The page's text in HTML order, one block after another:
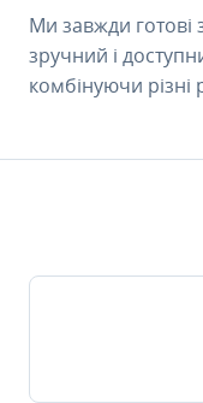
Ми завжди готові
зручний і
комбінуючи різні